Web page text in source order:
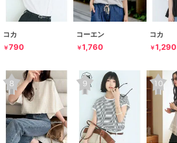
コカ
￥790
コーエン
￥1,760
コカ
￥1,290